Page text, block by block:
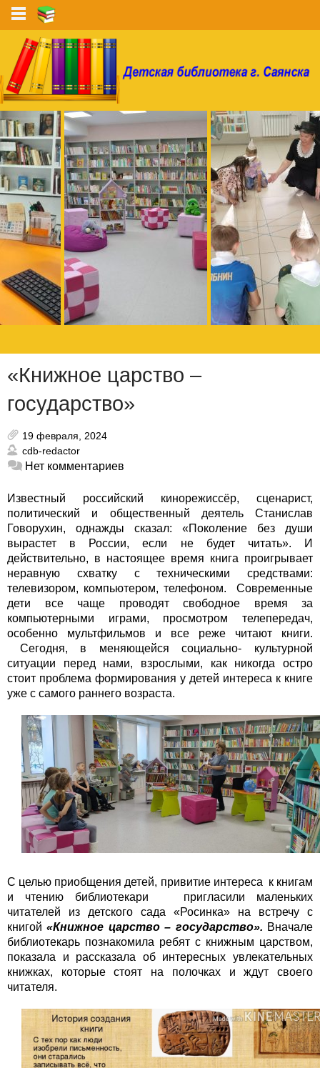
«Книжное царство –
государство»
19 февраля, 2024
cdb-redactor
Нет комментариев
Известный российский кинорежиссёр, сценарист,
политический и общественный деятель Станислав
Говорухин, однажды сказал: «Поколение без души
вырастет в России, если не будет читать».
И
действительно, в настоящее время книга проигрывает
неравную схватку с техническими средствами:
телевизором, компьютером, телефоном. Современные
дети все чаще проводят свободное время за
компьютерными играми, просмотром телепередач,
особенно мультфильмов и все реже читают книги.
Сегодня, в меняющейся социально- культурной
ситуации перед нами, взрослыми, как никогда остро
стоит проблема формирования у детей интереса к книге
уже с самого раннего возраста.
С целью приобщения детей, привитие интереса к книгам
и чтению библиотекари пригласили маленьких
читателей из детского сада «Росинка» на встречу с
книгой«Книжное царство – государство». Вначале
библиотекарь познакомила ребят с книжным царством,
показала и рассказала об интересных увлекательных
книжках, которые стоят на полочках и ждут своего
читателя.